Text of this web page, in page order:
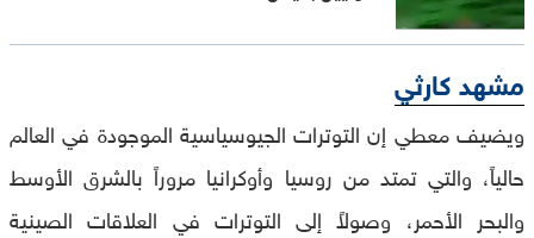
مشهد كارثي
ويضيف معطي إن التوترات الجيوسياسية الموجودة في العالم
حالياً، والتي تمتد من روسيا وأوكرانيا مروراً بالشرق الأوسط
والبحر الأحمر، وصولاً إلى التوترات في العلاقات الصينية